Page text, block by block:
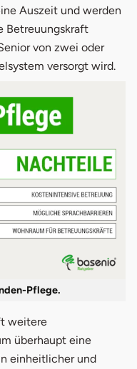
Auszeit und werden
Betreuungskraft
von zwei oder
versorgt wird.
Pflege.
weitere
überhaupt eine
einheitlicher und